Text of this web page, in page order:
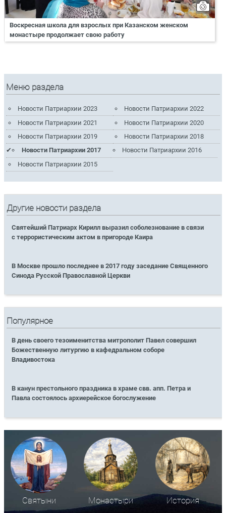
Воскресная школа для взрослых при Казанском женском
монастыре продолжает свою работу
Меню раздела
Новости Патриархии 2023
Новости Патриархии 2022
Новости Патриархии 2021
Новости Патриархии 2020
Новости Патриархии 2019
Новости Патриархии 2018
Новости Патриархии 2017
Новости Патриархии 2016
Новости Патриархии 2015
Другие новости раздела
Святейший Патриарх Кирилл выразил соболезнование в связи
с террористическим актом в пригороде Каира
В Москве прошло последнее в 2017 году заседание Священного
Синода Русской Православной Церкви
Популярное
В день своего тезоименитства митрополит Павел совершил
Божественную литургию в кафедральном соборе
Владивостока
В канун престольного праздника в храме свв. апп. Петра и
Павла состоялось архиерейское богослужение
Святыни Монастыри История